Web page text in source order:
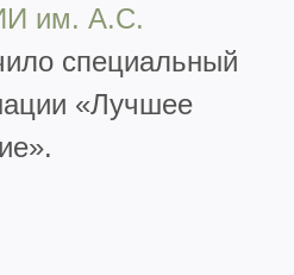
им. А.С.
специальный
«Лучшее